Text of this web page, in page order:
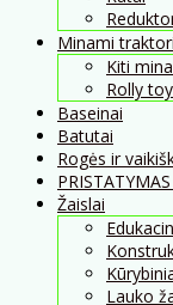
Minami
Kiti
Rolly
Baseinai
Batutai
Rogės ir
Žaislai
Lauko